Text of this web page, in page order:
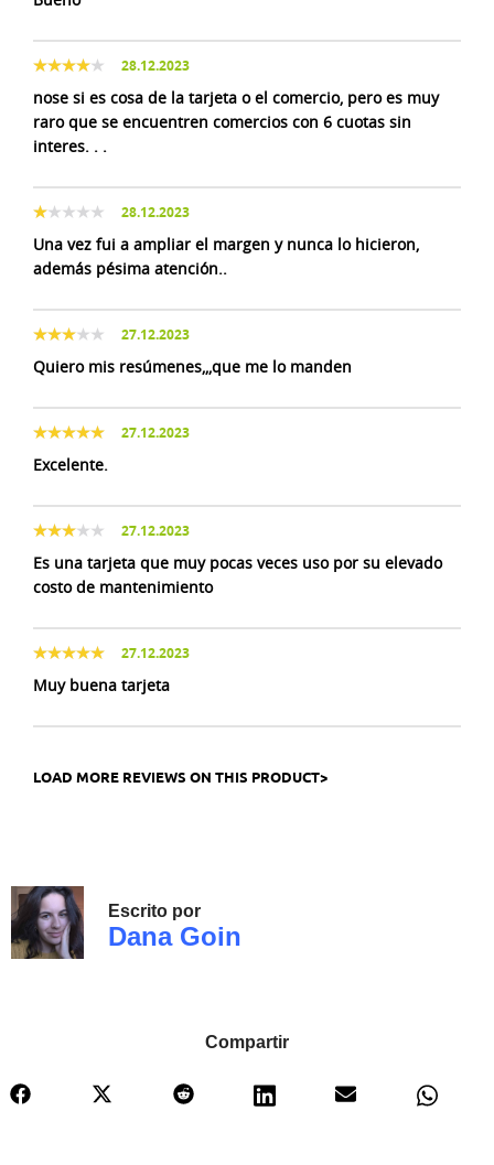
28.12.2023
nose si es cosa de la tarjeta o el comercio, pero es muy
raro que se encuentren comercios con 6 cuotas sin
interes. . .
28.12.2023
Una vez fui a ampliar el margen y nunca lo hicieron,
además pésima atención..
27.12.2023
Quiero mis resúmenes,,,que me lo manden
27.12.2023
Excelente.
27.12.2023
Es una tarjeta que muy pocas veces uso por su elevado
costo de mantenimiento
27.12.2023
Muy buena tarjeta
LOAD MORE REVIEWS ON THIS PRODUCT>
Escrito por
Dana Goin
Compartir